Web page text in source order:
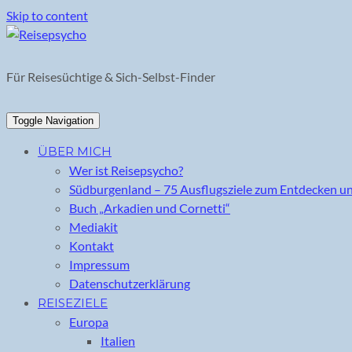
Skip to content
Für Reisesüchtige & Sich-Selbst-Finder
Toggle Navigation
ÜBER MICH
Wer ist Reisepsycho?
Südburgenland – 75 Ausflugsziele zum Entdecken
Buch „Arkadien und Cornetti“
Mediakit
Kontakt
Impressum
Datenschutzerklärung
REISEZIELE
Europa
Italien